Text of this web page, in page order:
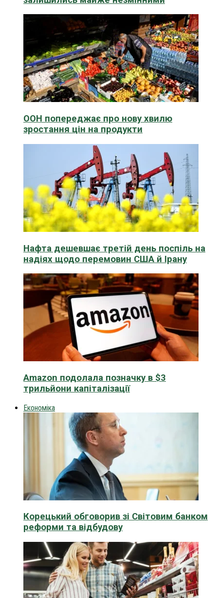
ООН попереджає про нову хвилю
зростання цін на продукти
Нафта дешевшає третій день поспіль на
надіях щодо перемовин США й Ірану
Amazon подолала позначку в $3
трильйони капіталізації
Економіка
Корецький обговорив зі Світовим банком
реформи та відбудову